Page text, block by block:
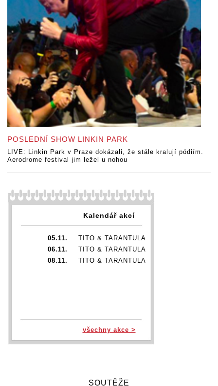
POSLEDNÍ SHOW LINKIN PARK
LIVE: Linkin Park v Praze dokázali, že stále kralují pódiím.
Aerodrome festival jim ležel u nohou
Kalendář akcí
05.11.
TITO & TARANTULA
06.11.
TITO & TARANTULA
08.11.
TITO & TARANTULA
všechny akce >
SOUTĚŽE